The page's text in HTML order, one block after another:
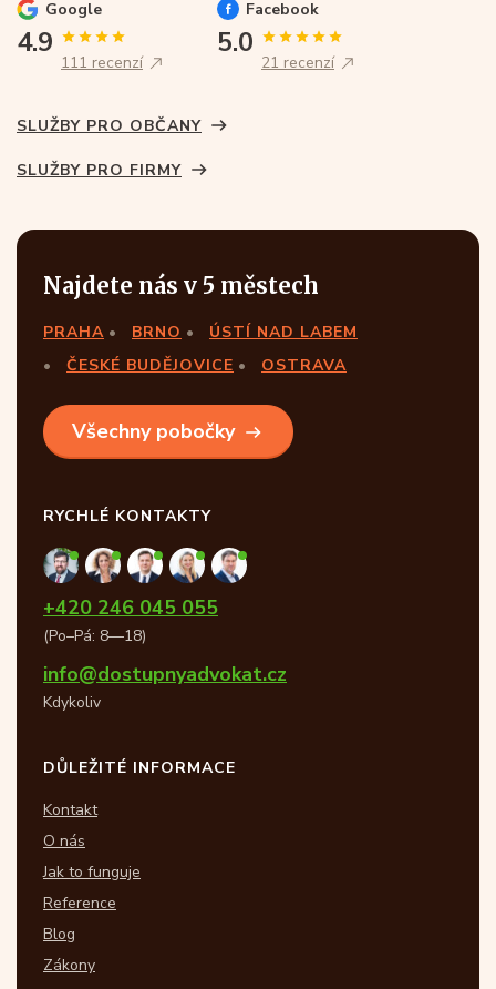
Google
4.9
111 recenzí
Facebook
5.0
21 recenzí
SLUŽBY PRO OBČANY
SLUŽBY PRO FIRMY
Najdete nás v 5 městech
PRAHA BRNO
ÚSTÍ NAD LABEM
ČESKÉ BUDĚJOVICE
OSTRAVA
Všechny pobočky
RYCHLÉ KONTAKTY
+420 246 045 055
(Po–Pá: 8—18)
info@dostupnyadvokat.cz
Kdykoliv
DŮLEŽITÉ INFORMACE
Kontakt
O nás
Jak to funguje
Reference
Blog
Zákony